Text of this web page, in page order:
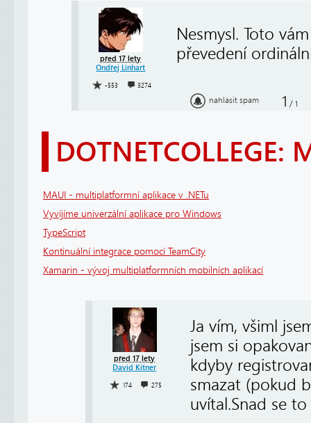
před 17 lety
Ondřej Linhart
-553 3274
Nesmysl. Toto
převedení
nahlásit spam 1 / 1
DOTNETCOLLEGE:
MAUI - multiplatformní aplikace v .NETu
Vyvíjíme univerzální aplikace pro Windows
TypeScript
Kontinuální integrace pomocí TeamCity
Xamarin - vývoj multiplatformních mobilních aplikací
před 17 lety
David Kitner
174 275
Ja vím, všiml
jsem si
kdyby
smazat (pokud
uvítal.Snad se